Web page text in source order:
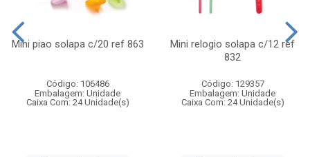
Mini piao solapa c/20 ref 863
Código: 106486
Embalagem: Unidade
Caixa Com: 24 Unidade(s)
Mini relogio solapa c/12 ref
832
Código: 129357
Embalagem: Unidade
Caixa Com: 24 Unidade(s)